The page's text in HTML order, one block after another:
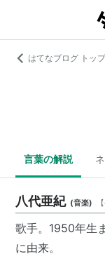
はてなブログ トッ
言葉の解説
八代亜紀 (音楽) 【
歌手。1950年生
に由来。